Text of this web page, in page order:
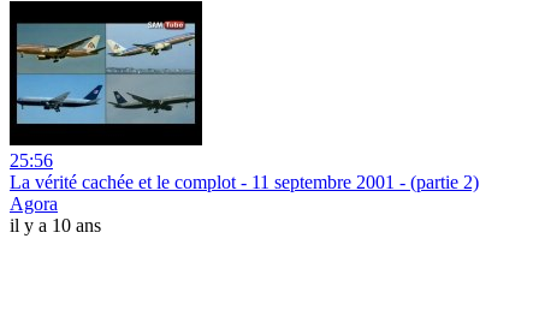
25:56
La vérité cachée et le complot - 11 septembre 2001 - (partie 2)
Agora
il y a 10 ans